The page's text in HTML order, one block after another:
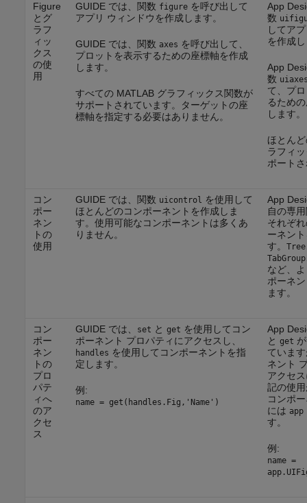
Figure
とグ
ラフ
ィッ
クス
の使
用
GUIDE では、関数 figureを呼び出して
アプリ ウィンドウを作成します。
GUIDE では、関数 axes を呼び出して、
プロットを表示するための座標軸を作成
します。
すべての MATLAB グラフィックス関数が
サポートされています。ターゲットの座
標軸を指定する必要はありません。
App
数
してア
を作成
App
数
て、プ
るため
します。
ほとん
ラフィ
ポート
コン
ポー
ネン
トの
使用
GUIDE では、関数 uicontrol を使用して
ほとんどのコンポーネントを作成しま
す。使用可能なコンポーネントは多くあ
りません。
App
自の専
それぞ
ーネン
す。
Tree
TabGroup
など、
ポーネ
ます。
コン
ポー
ネン
トの
プロ
パテ
ィへ
のア
クセ
ス
GUIDE では、 set と get を使用してコン
ポーネント プロパティにアクセスし、
handles を使用してコンポーネントを指
定します。
例:
name = get(handles.Fig,'Name')
App
と get
ていま
ネント
アクセ
記の使
コンポ
には app
す。
例:
name =